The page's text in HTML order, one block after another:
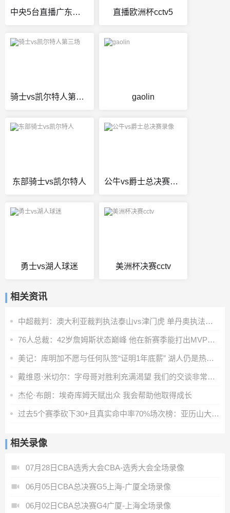
中央5台直播广东男篮 直播欧洲杯cctv5
骑士vs凯尔特人第三场 gaolin
东部骑士vs凯尔特人 公牛vs爵士总决赛录像
勇士vs湖人球迷 美洲杯决赛cctv
相关资讯
中超裁判：澳大利亚裁判执法泰山vs津门虎 单丹奥执法辽宁德比
76人总裁：42岁詹姆斯状态巅峰 他在新赛季能打出MVP级别的表现
美记：库明加不愿与任何队签“证明1年底薪” 湖人仍是热门下家
戴维恩·米切尔：字母哥对胜利充满渴望 我们的交谈非常融洽
杰伦·布朗：埃奇库姆天赋出众 我会帮助他取得成长
过去5个赛季砍下30+且真实命中率70%场次榜：亚历山大第一
相关录像
07月28日CBA选秀大会CBA-选秀大会全场录像
06月05日CBA总决赛G5上海-广厦全场录像
06月02日CBA总决赛G4广厦-上海全场录像